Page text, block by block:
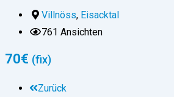
Villnöss, Eisacktal
761 Ansichten
70€ (fix)
Zurück